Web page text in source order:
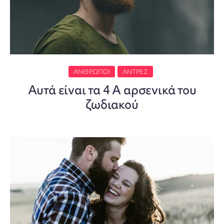
ΆΝΘΡΩΠΟΙ ΆΝΤΡΕΣ
Αυτά είναι τα 4 Α αρσενικά του
ζωδιακού